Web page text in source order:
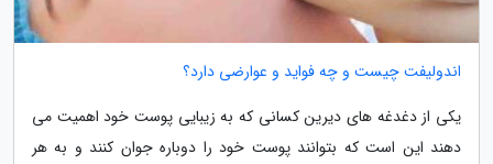
اندولیفت چیست و چه فواید و عوارضی دارد؟
یکی از دغدغه های دیرین کسانی که به زیبایی پوست خود اهمیت می
دهند این است که بتوانند پوست خود را دوباره جوان کنند و به هر